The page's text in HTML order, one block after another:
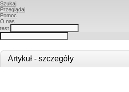
Szukaj
Przeglądaj
Pomoc
O nas
test
Artykuł - szczegóły